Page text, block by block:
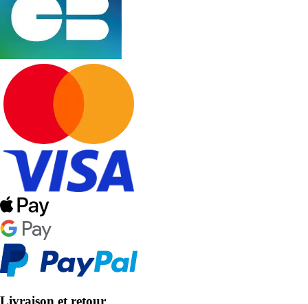
Livraison et retour